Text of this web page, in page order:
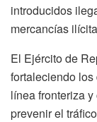
introducidos
mercancías
El Ejército de
fortaleciendo
línea fronteriza
prevenir el